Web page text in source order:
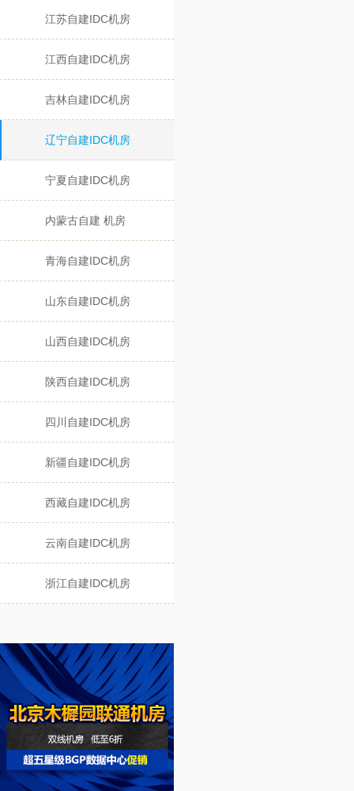
江苏自建IDC机房
江西自建IDC机房
吉林自建IDC机房
辽宁自建IDC机房
宁夏自建IDC机房
内蒙古自建 机房
青海自建IDC机房
山东自建IDC机房
山西自建IDC机房
陕西自建IDC机房
四川自建IDC机房
新疆自建IDC机房
西藏自建IDC机房
云南自建IDC机房
浙江自建IDC机房